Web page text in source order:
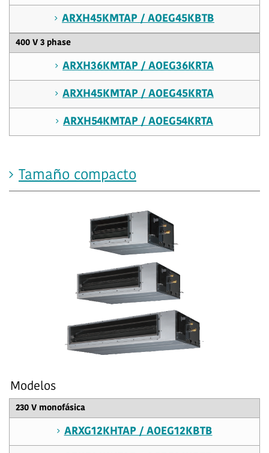
ARXH45KMTAP / AOEG45KBTB
400 V 3 phase
ARXH36KMTAP / AOEG36KRTA
ARXH45KMTAP / AOEG45KRTA
ARXH54KMTAP / AOEG54KRTA
Tamaño compacto
Modelos
230 V monofásica
ARXG12KHTAP / AOEG12KBTB